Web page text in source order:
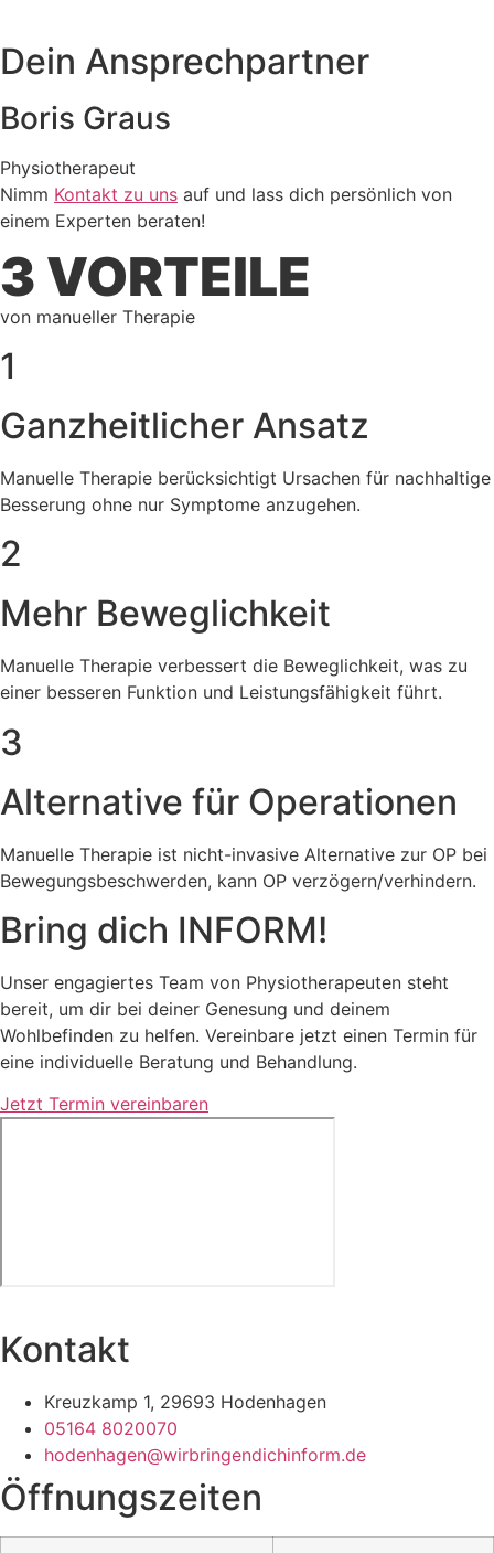
Dein Ansprechpartner
Boris Graus
Physiotherapeut
Nimm Kontakt zu uns auf und lass dich persönlich von
einem Experten beraten!
3 VORTEILE
von manueller Therapie
1
Ganzheitlicher Ansatz
Manuelle Therapie berücksichtigt Ursachen für nachhaltige
Besserung ohne nur Symptome anzugehen.
2
Mehr Beweglichkeit
Manuelle Therapie verbessert die Beweglichkeit, was zu
einer besseren Funktion und Leistungsfähigkeit führt.
3
Alternative für Operationen
Manuelle Therapie ist nicht-invasive Alternative zur OP bei
Bewegungsbeschwerden, kann OP verzögern/verhindern.
Bring dich INFORM!
Unser engagiertes Team von Physiotherapeuten steht
bereit, um dir bei deiner Genesung und deinem
Wohlbefinden zu helfen. Vereinbare jetzt einen Termin für
eine individuelle Beratung und Behandlung.
Jetzt Termin vereinbaren
Kontakt
Kreuzkamp 1, 29693 Hodenhagen
05164 8020070
hodenhagen@wirbringendichinform.de
Öffnungszeiten